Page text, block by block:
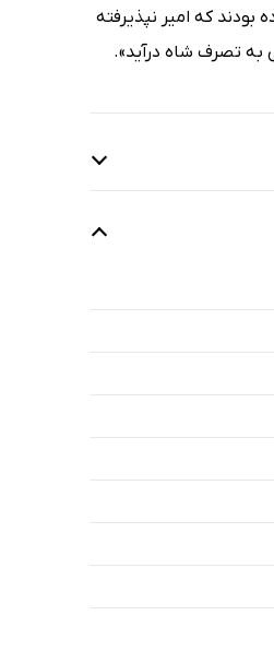
‌بودند که امیر نپذیرفته
تصرف شاه درآید».